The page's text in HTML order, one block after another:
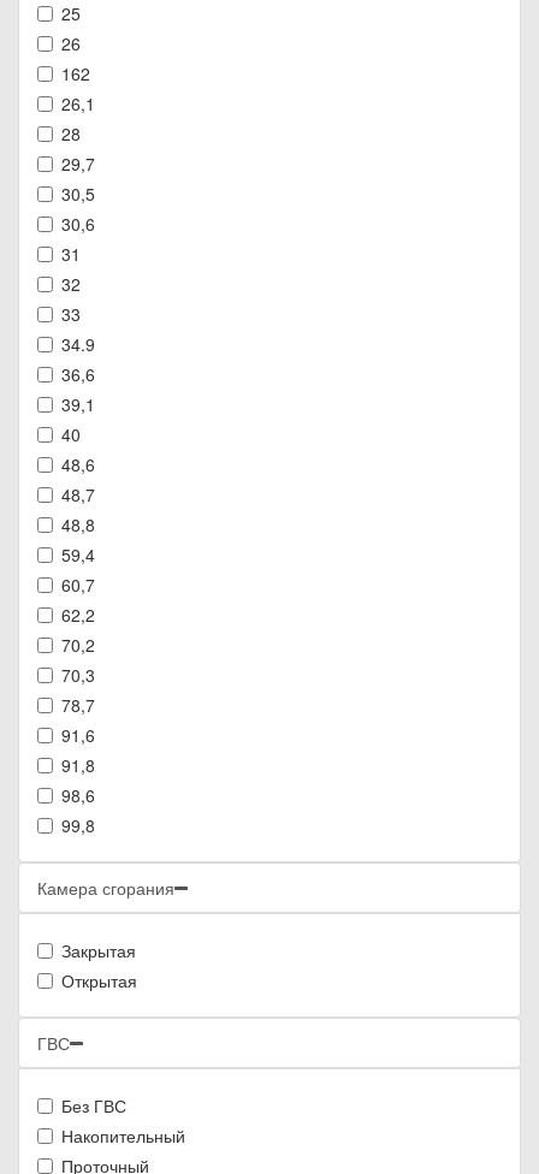
25
26
162
26,1
28
29,7
30,5
30,6
31
32
33
34.9
36,6
39,1
40
48,6
48,7
48,8
59,4
60,7
62,2
70,2
70,3
78,7
91,6
91,8
98,6
99,8
Камера сгорания
Закрытая
Открытая
ГВС
Без ГВС
Накопительный
Проточный